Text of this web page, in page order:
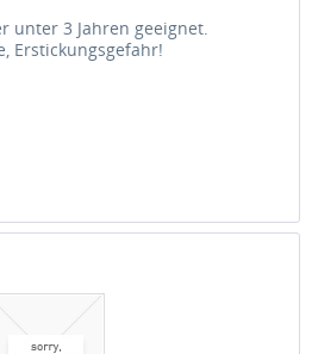
unter 3 Jahren geeignet.
Erstickungsgefahr!